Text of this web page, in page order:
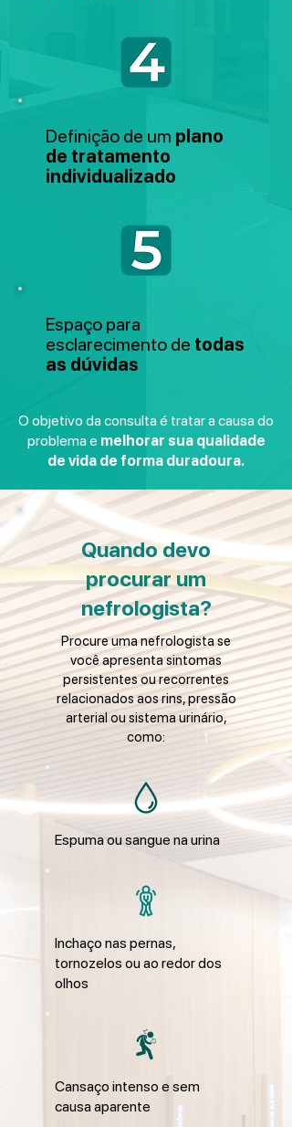
Definição de um plano
de tratamento
individualizado
Espaço para
esclarecimento de todas
as dúvidas
O objetivo da consulta é tratar a causa do
problema e melhorar sua qualidade
de vida de forma duradoura.
Quando devo
procurar um
nefrologista?
Procure uma nefrologista se
você apresenta sintomas
persistentes ou recorrentes
relacionados aos rins, pressão
arterial ou sistema urinário,
como:
Espuma ou sangue na urina
Inchaço nas pernas,
tornozelos ou ao redor dos
olhos
Cansaço intenso e sem
causa aparente